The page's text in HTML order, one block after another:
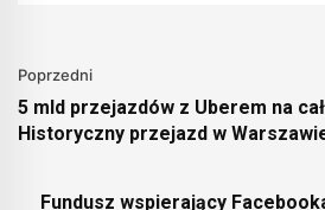
Poprzedni
5 mld przejazdów z Uberem na
Historyczny przejazd w
Fundusz wspierający